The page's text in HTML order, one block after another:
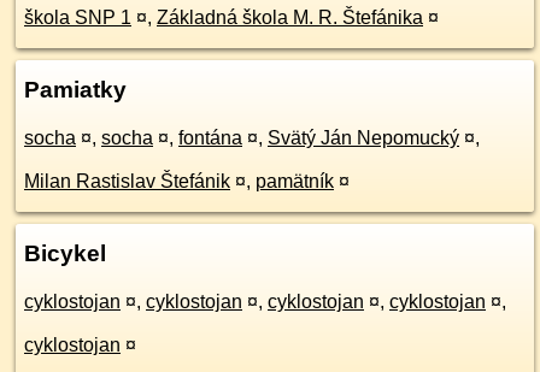
škola SNP 1 ¤, Základná škola M. R. Štefánika ¤
Pamiatky
socha ¤, socha ¤, fontána ¤, Svätý Ján Nepomucký ¤,
Milan Rastislav Štefánik ¤, pamätník ¤
Bicykel
cyklostojan ¤, cyklostojan ¤, cyklostojan ¤, cyklostojan ¤,
cyklostojan ¤